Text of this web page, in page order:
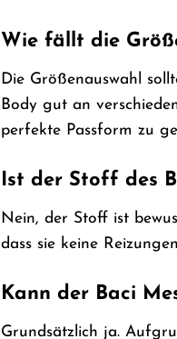
Wie fällt die
Die Größenauswahl
Body gut an
perfekte Passform zu
Ist der Stoff des
Nein, der Stoff ist
dass sie keine
Kann der Baci
Grundsätzlich ja.